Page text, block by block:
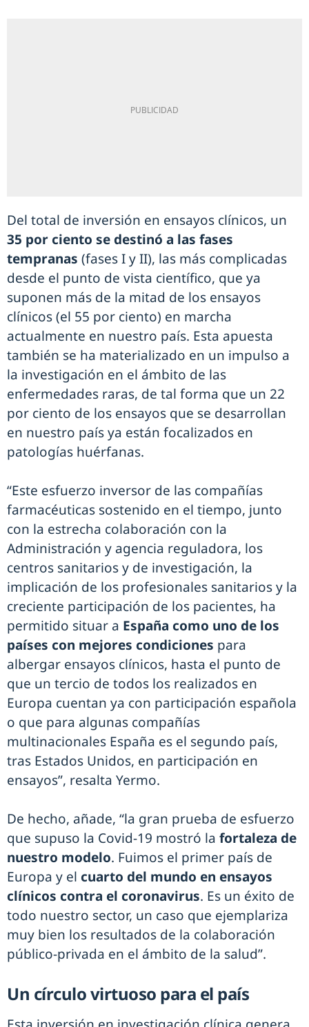
Del total de inversión en ensayos clínicos, un
35 por ciento se destinó a las fases
tempranas (fases I y II), las más complicadas
desde el punto de vista científico, que ya
suponen más de la mitad de los ensayos
clínicos (el 55 por ciento) en marcha
actualmente en nuestro país. Esta apuesta
también se ha materializado en un impulso a
la investigación en el ámbito de las
enfermedades raras, de tal forma que un 22
por ciento de los ensayos que se desarrollan
en nuestro país ya están focalizados en
patologías huérfanas.
“Este esfuerzo inversor de las compañías
farmacéuticas sostenido en el tiempo, junto
con la estrecha colaboración con la
Administración y agencia reguladora, los
centros sanitarios y de investigación, la
implicación de los profesionales sanitarios y la
creciente participación de los pacientes, ha
permitido situar a España como uno de los
países con mejores condiciones para
albergar ensayos clínicos, hasta el punto de
que un tercio de todos los realizados en
Europa cuentan ya con participación española
o que para algunas compañías
multinacionales España es el segundo país,
tras Estados Unidos, en participación en
ensayos”, resalta Yermo.
De hecho, añade, “la gran prueba de esfuerzo
que supuso la Covid-19 mostró la fortaleza de
nuestro modelo. Fuimos el primer país de
Europa y el cuarto del mundo en ensayos
clínicos contra el coronavirus. Es un éxito de
todo nuestro sector, un caso que ejemplariza
muy bien los resultados de la colaboración
público-privada en el ámbito de la salud”.
Un círculo virtuoso para el país